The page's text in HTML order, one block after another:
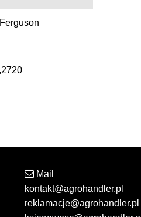
Mail
kontakt@agrohandler.pl
reklamacje@agrohandler.pl